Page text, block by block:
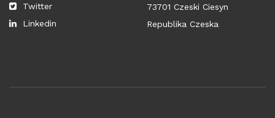
Twitter
Linkedin
73701 Czeski Ciesyn
Republika Czeska